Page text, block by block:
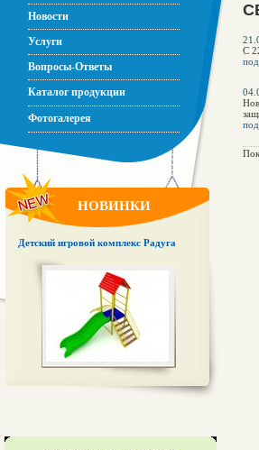
Новости
Услуги
Вопросы-Ответы
Каталог продукции
Фотогалерея
НОВИНКИ
Детский игровой комплекс Радуга
С